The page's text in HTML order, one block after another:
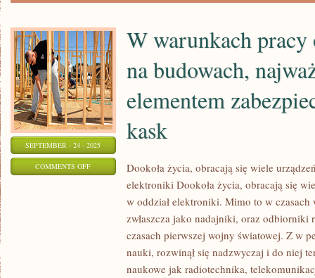
SEPTEMBER - 24 - 2025
COMMENTS OFFON
WARUNKACH
ODNAJDUJĄCEJ
W warunkach pracy
na budowach,
elementem
kask
Dookoła życia, obracają się wiele
elektroniki Dookoła życia, obracają się
w oddział elektroniki. Mimo to w
zwłaszcza jako nadajniki, oraz odbiorniki
czasach pierwszej wojny światowej. Z w
nauki, rozwinął się nadzwyczaj i do niej
naukowe jak radiotechnika,